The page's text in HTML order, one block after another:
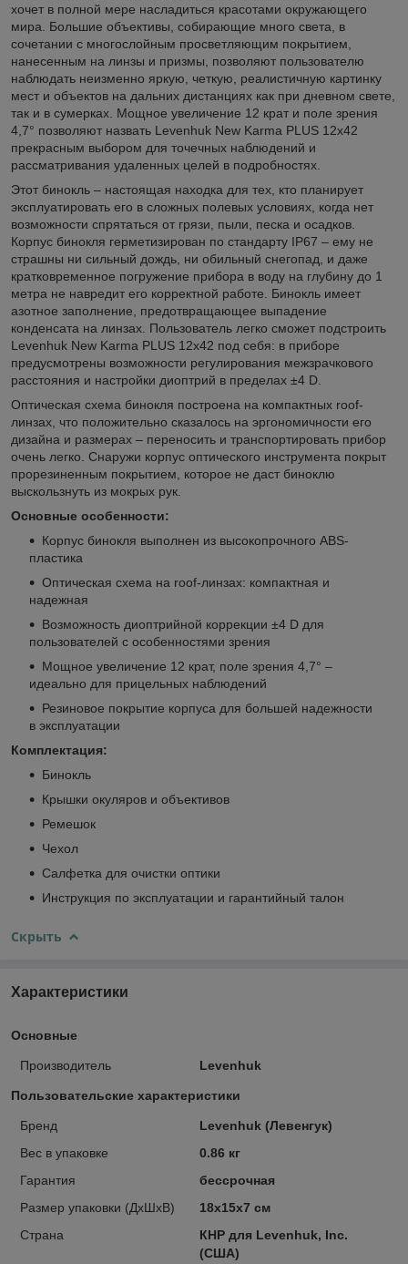
хочет в полной мере насладиться красотами окружающего
мира. Большие объективы, собирающие много света, в
сочетании с многослойным просветляющим покрытием,
нанесенным на линзы и призмы, позволяют пользователю
наблюдать неизменно яркую, четкую, реалистичную картинку
мест и объектов на дальних дистанциях как при дневном свете,
так и в сумерках. Мощное увеличение 12 крат и поле зрения
4,7° позволяют назвать Levenhuk New Karma PLUS 12x42
прекрасным выбором для точечных наблюдений и
рассматривания удаленных целей в подробностях.
Этот бинокль – настоящая находка для тех, кто планирует
эксплуатировать его в сложных полевых условиях, когда нет
возможности спрятаться от грязи, пыли, песка и осадков.
Корпус бинокля герметизирован по стандарту IP67 – ему не
страшны ни сильный дождь, ни обильный снегопад, и даже
кратковременное погружение прибора в воду на глубину до 1
метра не навредит его корректной работе. Бинокль имеет
азотное заполнение, предотвращающее выпадение
конденсата на линзах. Пользователь легко сможет подстроить
Levenhuk New Karma PLUS 12x42 под себя: в приборе
предусмотрены возможности регулирования межзрачкового
расстояния и настройки диоптрий в пределах ±4 D.
Оптическая схема бинокля построена на компактных roof-
линзах, что положительно сказалось на эргономичности его
дизайна и размерах – переносить и транспортировать прибор
очень легко. Снаружи корпус оптического инструмента покрыт
прорезиненным покрытием, которое не даст биноклю
выскользнуть из мокрых рук.
Основные особенности:
Корпус бинокля выполнен из высокопрочного ABS-
пластика
Оптическая схема на roof-линзах: компактная и
надежная
Возможность диоптрийной коррекции ±4 D для
пользователей с особенностями зрения
Мощное увеличение 12 крат, поле зрения 4,7° –
идеально для прицельных наблюдений
Резиновое покрытие корпуса для большей надежности
в эксплуатации
Комплектация:
Бинокль
Крышки окуляров и объективов
Ремешок
Чехол
Салфетка для очистки оптики
Инструкция по эксплуатации и гарантийный талон
Скрыть
Характеристики
Основные
Производитель Levenhuk
Пользовательские характеристики
Бренд
Levenhuk (Левенгук)
Вес в упаковке
0.86 кг
Гарантия
бессрочная
Размер упаковки (ДxШxВ)
18x15x7 см
Страна
КНР для Levenhuk, Inc.
(США)